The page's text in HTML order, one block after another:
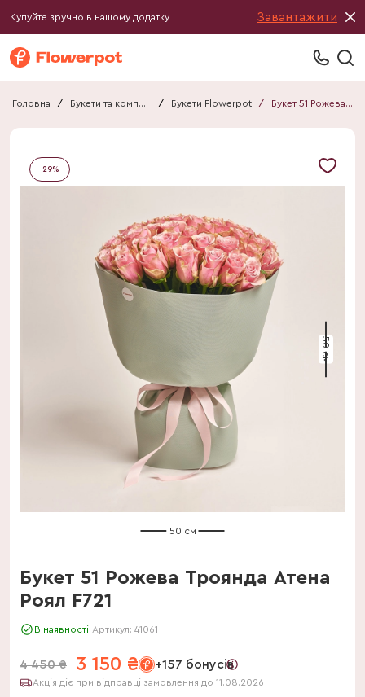
Купуйте зручно в нашому додатку Завантажити
Головна / Букети та композиції / Букети Flowerpot / Букет 51 Рожева Троянда Атена Роял F721
50 см
50 см
-29%
Букет 51 Рожева Троянда Атена
Роял F721
В наявності Артикул: 41061
4 450 ₴ 3 150 ₴ +157 бонусів
Акція діє при відправці замовлення до 11.08.2026